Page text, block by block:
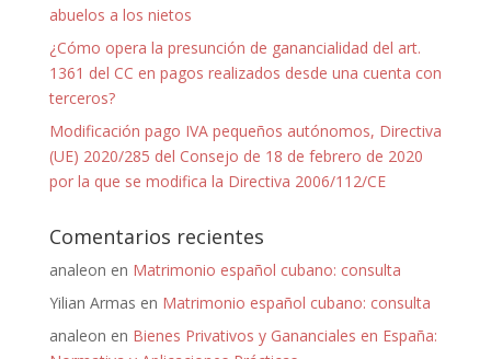
abuelos a los nietos
¿Cómo opera la presunción de ganancialidad del art.
1361 del CC en pagos realizados desde una cuenta con
terceros?
Modificación pago IVA pequeños autónomos, Directiva
(UE) 2020/285 del Consejo de 18 de febrero de 2020
por la que se modifica la Directiva 2006/112/CE
Comentarios recientes
analeon en Matrimonio español cubano: consulta
Yilian Armas en Matrimonio español cubano: consulta
analeon en Bienes Privativos y Gananciales en España: